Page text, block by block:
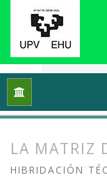
Inicio
LA MATRIZ
HIBRIDACIÓN